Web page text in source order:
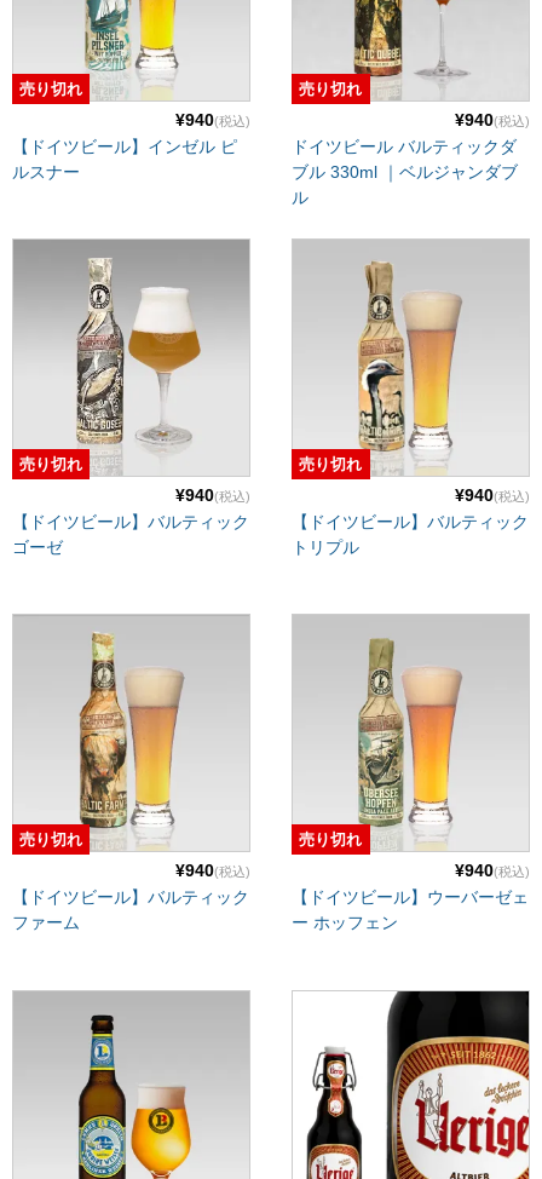
¥940(税込)
売り切れ
【ドイツビール】インゼル ピ
ルスナー
¥940(税込)
売り切れ
ドイツビール バルティックダ
ブル 330ml ｜ベルジャンダブ
ル
¥940(税込)
売り切れ
【ドイツビール】バルティック
ゴーゼ
¥940(税込)
売り切れ
【ドイツビール】バルティック
トリプル
¥940(税込)
売り切れ
【ドイツビール】バルティック
ファーム
¥940(税込)
売り切れ
【ドイツビール】ウーバーゼェ
ー ホッフェン